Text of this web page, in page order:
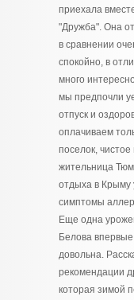
приехала
"Дружба". Она
в сравнении
спокойно, в
много
мы предпочли
отпуск и
оплачиваем
поселок,
жительница
отдыха в Крыму
симптомы
Еще одна
Белова
довольна.
рекомендации
которая зимой